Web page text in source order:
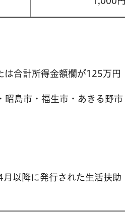
は合計所得金額欄が125万円
島市・福生市・あきる野市
月以降に発行された生活扶助